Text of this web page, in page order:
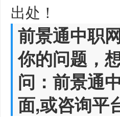
出处！
前景通中职
你的问题，
问：前景通
面,或咨询平